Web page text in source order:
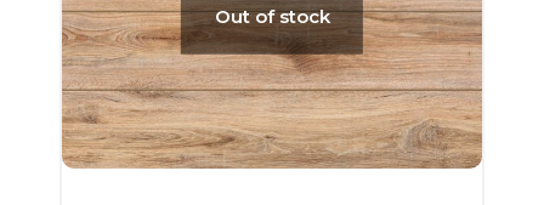
Out of stock